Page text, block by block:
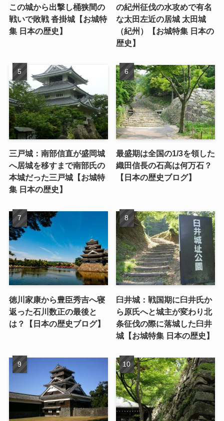
この城から出撃し桶狭間の
戦いで敗戦 沓掛城【お城特
集 日本の歴史】
の紀州征伐の水攻めで有名
な太田左近の居城 太田城
（紀州）【お城特集 日本の
歴史】
三戸城：南部信直が盛岡城
へ居城を移すまで南部氏の
本城だった三戸城【お城特
集 日本の歴史】
最盛期は全国の1/3を領した
織田信長の石高は何万石？
【日本の歴史ブログ】
徳川家康から豊臣秀吉へ寝
返った石川数正の最後と
は？【日本の歴史ブログ】
臼井城：戦国期に臼井氏か
ら原氏へと城主が変わり北
条征伐の際に落城した臼井
城【お城特集 日本の歴史】